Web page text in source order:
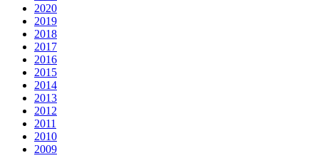
2020
2019
2018
2017
2016
2015
2014
2013
2012
2011
2010
2009